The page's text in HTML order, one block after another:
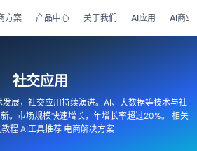
方案 产品中心 关于我们 AI应用 AI商业
社交应用
展，社交应用持续演进。AI、大数据等技术与社
。市场规模快速增长，年增长率超过20%。 相关
程 AI工具推荐 电商解决方案